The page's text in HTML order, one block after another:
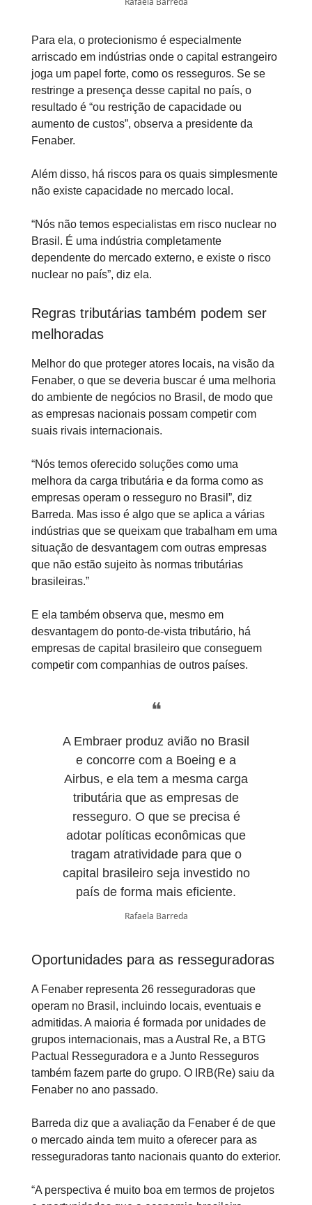
Para ela, o protecionismo é especialmente
arriscado em indústrias onde o capital estrangeiro
joga um papel forte, como os resseguros. Se se
restringe a presença desse capital no país, o
resultado é “ou restrição de capacidade ou
aumento de custos”, observa a presidente da
Fenaber.
Além disso, há riscos para os quais simplesmente
não existe capacidade no mercado local.
“Nós não temos especialistas em risco nuclear no
Brasil. É uma indústria completamente
dependente do mercado externo, e existe o risco
nuclear no país”, diz ela.
Regras tributárias também podem ser
melhoradas
Melhor do que proteger atores locais, na visão da
Fenaber, o que se deveria buscar é uma melhoria
do ambiente de negócios no Brasil, de modo que
as empresas nacionais possam competir com
suais rivais internacionais.
“Nós temos oferecido soluções como uma
melhora da carga tributária e da forma como as
empresas operam o resseguro no Brasil”, diz
Barreda. Mas isso é algo que se aplica a várias
indústrias que se queixam que trabalham em uma
situação de desvantagem com outras empresas
que não estão sujeito às normas tributárias
brasileiras.”
E ela também observa que, mesmo em
desvantagem do ponto-de-vista tributário, há
empresas de capital brasileiro que conseguem
competir com companhias de outros países.
❝
A Embraer produz avião no Brasil
e concorre com a Boeing e a
Airbus, e ela tem a mesma carga
tributária que as empresas de
resseguro. O que se precisa é
adotar políticas econômicas que
tragam atratividade para que o
capital brasileiro seja investido no
país de forma mais eficiente.
Rafaela Barreda
Oportunidades para as resseguradoras
A Fenaber representa 26 resseguradoras que
operam no Brasil, incluindo locais, eventuais e
admitidas. A maioria é formada por unidades de
grupos internacionais, mas a Austral Re, a BTG
Pactual Resseguradora e a Junto Resseguros
também fazem parte do grupo. O IRB(Re) saiu da
Fenaber no ano passado.
Barreda diz que a avaliação da Fenaber é de que
o mercado ainda tem muito a oferecer para as
resseguradoras tanto nacionais quanto do exterior.
“A perspectiva é muito boa em termos de projetos